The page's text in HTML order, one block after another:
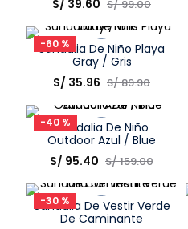
Elige una opción
COMPRAR
S/ 39.60 S/99.00
-60 %
Elige una opción
COMPRAR
Sandalia De Niño Playa
Gray / Gris
S/ 35.96 S/89.90
-40 %
Talla
Elige una opción
COMPRAR
Sandalia De Niño
Outdoor Azul / Blue
S/ 95.40 S/159.00
-30 %
Sandalia De Vestir Verde
De Caminante